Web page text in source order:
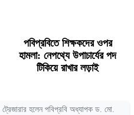
পবিপ্রবিতে শিক্ষকদের ওপর
হামলা: নেপথ্যে উপাচার্যের পদ
টিকিয়ে রাখার লড়াই
ট্রেজারার হলেন পবিপ্রবি অধ্যাপক ড. মো.